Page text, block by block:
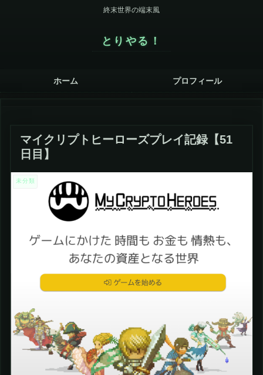
終末世界の端末風
とりやる！
ホーム プロフィール
マイクリプトヒーローズプレイ記録【51
日目】
未分類